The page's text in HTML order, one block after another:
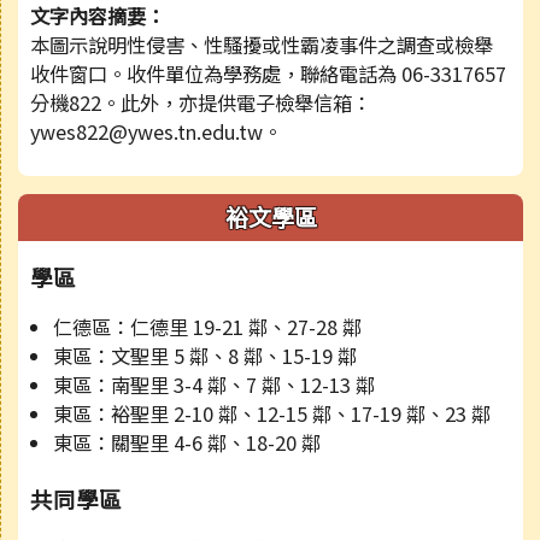
文字內容摘要：
本圖示說明性侵害、性騷擾或性霸凌事件之調查或檢舉
收件窗口。收件單位為學務處，聯絡電話為 06-3317657
分機822。此外，亦提供電子檢舉信箱：
ywes822@ywes.tn.edu.tw。
裕文學區
學區
仁德區：仁德里 19-21 鄰、27-28 鄰
東區：文聖里 5 鄰、8 鄰、15-19 鄰
東區：南聖里 3-4 鄰、7 鄰、12-13 鄰
東區：裕聖里 2-10 鄰、12-15 鄰、17-19 鄰、23 鄰
東區：關聖里 4-6 鄰、18-20 鄰
共同學區